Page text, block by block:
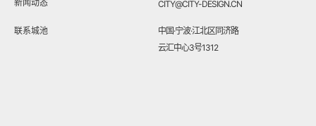
新闻动态
联系城池
CITY@CITY-DESIGN.CN
中国·宁波·江北区同济路
云汇中心3号1312